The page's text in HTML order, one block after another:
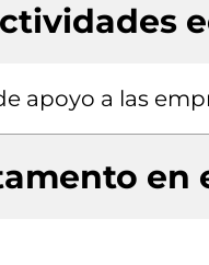
apoyo a las
en